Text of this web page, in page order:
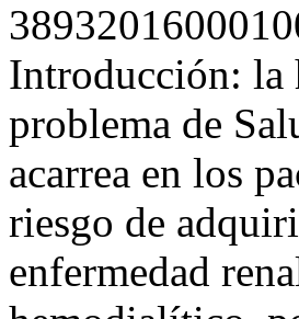
Introducción: la
problema de
acarrea en los
riesgo de
enfermedad